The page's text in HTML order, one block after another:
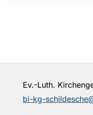
Ev.-Luth.
bi-kg-